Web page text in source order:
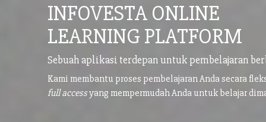
INFOVESTA ONLINE
LEARNING PLATFORM
Sebuah aplikasi terdepan untuk pembelajaran
Kami membantu proses pembelajaran Anda secara
full accessyang mempermudah Anda untuk belajar